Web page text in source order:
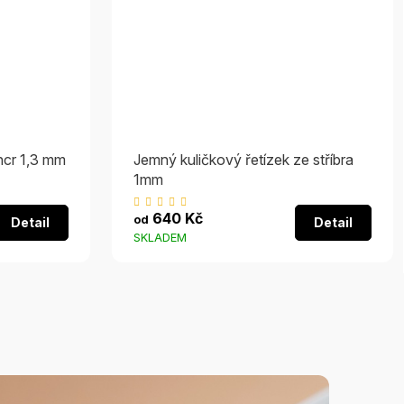
1,3 mm
Detail
Jemný kuličkový řetízek ze stříbra
1mm
hodnocení
SKLADEM
od 640 Kč Detail